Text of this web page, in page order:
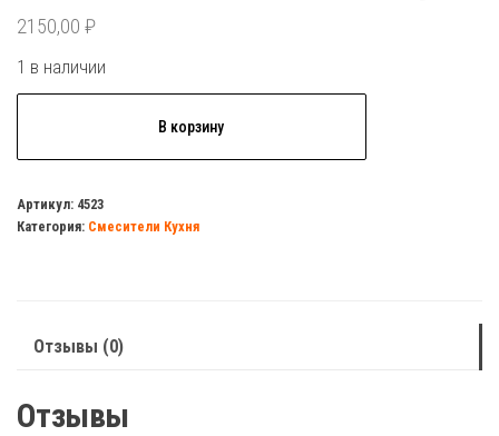
2150,00 ₽
1 в наличии
д/
кухни
излив,латунь
В корзину
Артикул: 4523
Категория: Смесители Кухня
Отзывы (0)
Отзывы